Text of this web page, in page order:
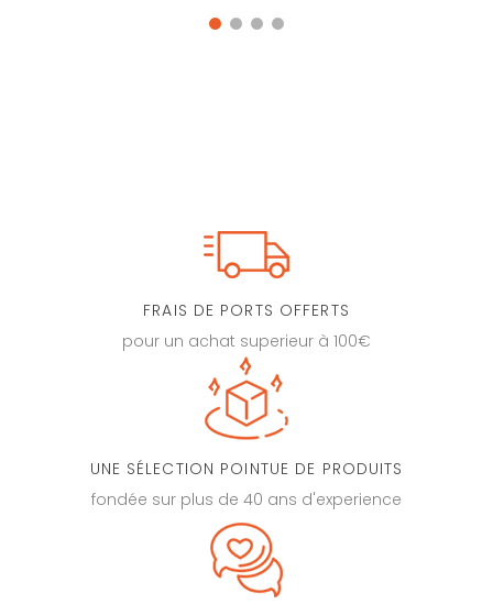
FRAIS DE PORTS OFFERTS
pour un achat superieur à 100€
UNE SÉLECTION POINTUE DE PRODUITS
fondée sur plus de 40 ans d'experience